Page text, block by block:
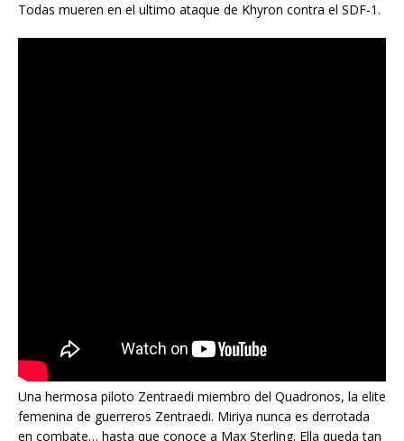
Todas mueren en el ultimo ataque de Khyron contra el SDF-1.
Una hermosa piloto Zentraedi miembro del Quadronos, la elite
femenina de guerreros Zentraedi. Miriya nunca es derrotada
en combate… hasta que conoce a Max Sterling. Ella queda tan